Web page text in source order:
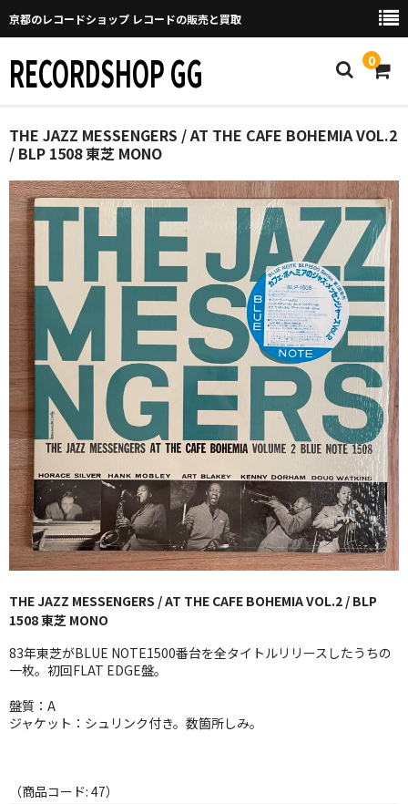
京都のレコードショップ レコードの販売と買取
RECORDSHOP GG 0
Home
GGについて
買取について
取り置きなどについて
Categories
New Arrivals
新譜
GG RECORD （当店のレーベル）
全商品
JAZZ-US
BLUE NOTE
JAZZ-JP
JAZZ-VOCAL
J-POP
FOLK,SSW
THE JAZZ MESSENGERS / AT THE CAFE BOHEMIA VOL.2
/ BLP 1508 東芝 MONO
THE JAZZ MESSENGERS / AT THE CAFE BOHEMIA VOL.2 / BLP
1508 東芝 MONO
83年東芝がBLUE NOTE1500番台を全タイトルリリースしたうちの
一枚。初回FLAT EDGE盤。
盤質：A
ジャケット：シュリンク付き。数箇所しみ。
（商品コード: 47）